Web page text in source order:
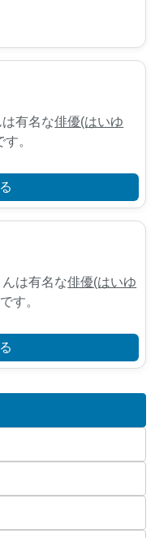
有名な俳優(はいゆ
。
は有名な俳優(はいゆ
す。